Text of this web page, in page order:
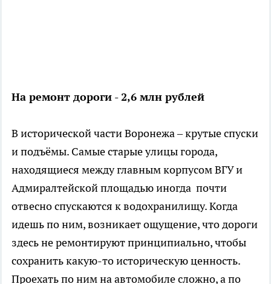
На ремонт дороги - 2,6 млн рублей
В исторической части Воронежа – крутые спуски
и подъёмы. Самые старые улицы города,
находящиеся между главным корпусом ВГУ и
Адмиралтейской площадью иногда почти
отвесно спускаются к водохранилищу. Когда
идешь по ним, возникает ощущение, что дороги
здесь не ремонтируют принципиально, чтобы
сохранить какую-то историческую ценность.
Проехать по ним на автомобиле сложно, а по